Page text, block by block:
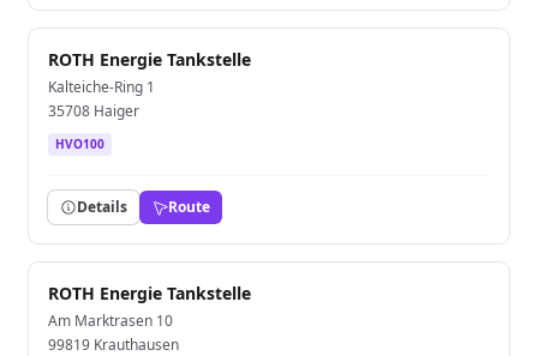
ROTH Energie Tankstelle
Kalteiche-Ring 1
35708 Haiger
HVO100
Details Route
ROTH Energie Tankstelle
Am Marktrasen 10
99819 Krauthausen